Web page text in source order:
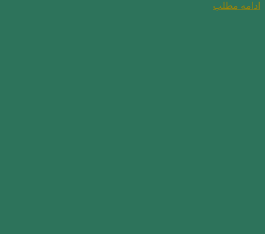
ادامه مطلب